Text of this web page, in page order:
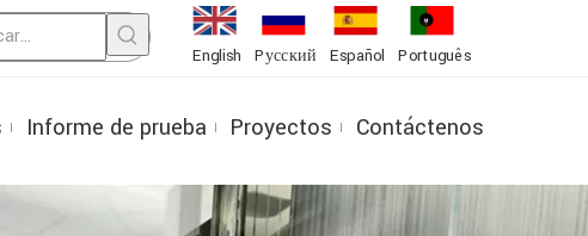
English Pусский Español Português
Informe de prueba Proyectos Contáctenos